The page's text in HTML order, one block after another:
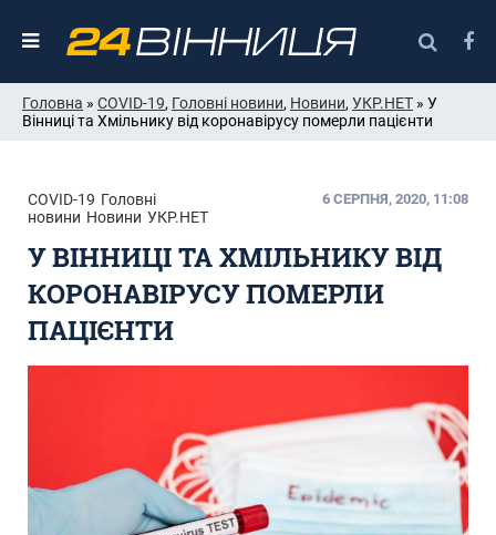
Головна » COVID-19, Головні новини, Новини, УКР.НЕТ » У
Вінниці та Хмільнику від коронавірусу померли пацієнти
COVID-19 Головні
новини Новини УКР.НЕТ
6 СЕРПНЯ, 2020, 11:08
У ВІННИЦІ ТА ХМІЛЬНИКУ ВІД
КОРОНАВІРУСУ ПОМЕРЛИ
ПАЦІЄНТИ